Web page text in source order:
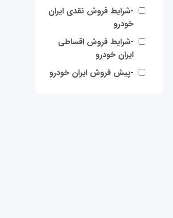
-شرایط فروش نقدی ایران
خودرو
-شرایط فروش اقساطی
ایران خودرو
-پیش فروش ایران خودرو